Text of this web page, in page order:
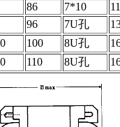
86 7*10
96 7U孔
100 8U孔
110 8U孔